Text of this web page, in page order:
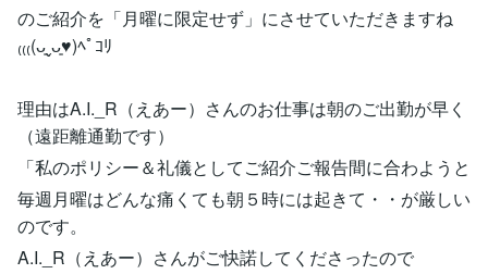
のご紹介を「月曜に限定せず」にさせていただきますね
₍₍₍(ᴗ͈ˬᴗ͈♥︎)ﾍﾟｺﾘ
理由はA.I._R（えあー）さんのお仕事は朝のご出勤が早く
（遠距離通勤です）
「私のポリシー＆礼儀としてご紹介ご報告間に合わようと
毎週月曜はどんな痛くても朝５時には起きて・・が厳しい
のです。
A.I._R（えあー）さんがご快諾してくださったので